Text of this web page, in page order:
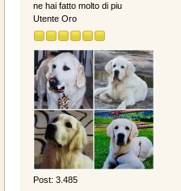
ne hai fatto molto di piu
Utente Oro
Post: 3.485